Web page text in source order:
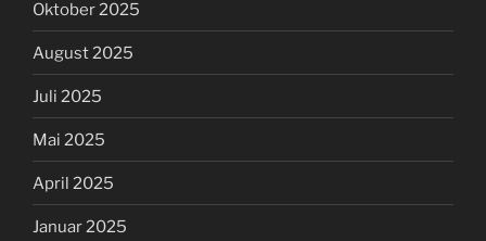
Oktober 2025
August 2025
Juli 2025
Mai 2025
April 2025
Januar 2025